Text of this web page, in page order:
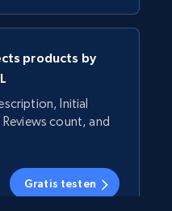
products by
Initial
count, and
Gratis testen